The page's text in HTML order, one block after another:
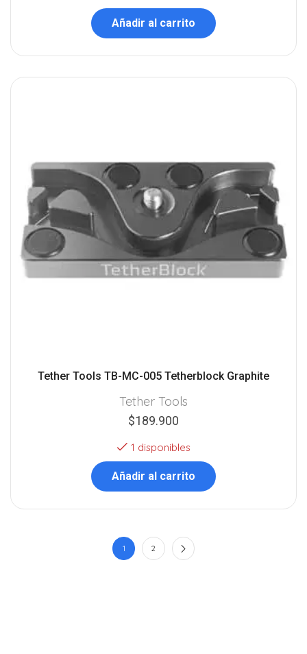
Añadir al carrito
Tether Tools TB-MC-005 Tetherblock Graphite
Tether Tools
$189.900
1 disponibles
Añadir al carrito
1 2